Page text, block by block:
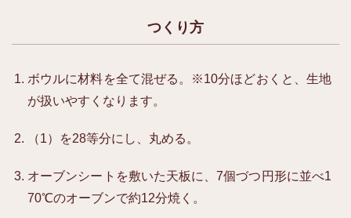
つくり方
ボウルに材料を全て混ぜる。※10分ほどおくと、生地
が扱いやすくなります。
（1）を28等分にし、丸める。
オーブンシートを敷いた天板に、7個づつ円形に並べ1
70℃のオーブンで約12分焼く。